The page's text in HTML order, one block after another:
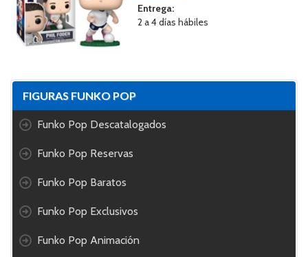
Entrega:
2 a 4 días hábiles
FIGURAS FUNKO POP
Funko Pop Descatalogados
Funko Pop Reservas
Funko Pop Baratos
Funko Pop Exclusivos
Funko Pop Animación